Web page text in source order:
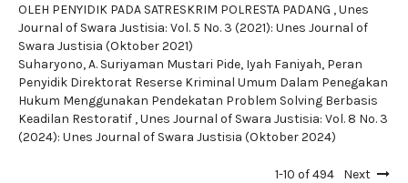
OLEH PENYIDIK PADA SATRESKRIM POLRESTA PADANG ,Unes
Journal of Swara Justisia: Vol. 5 No. 3 (2021): Unes Journal of
Swara Justisia (Oktober 2021)
Suharyono, A. Suriyaman Mustari Pide, Iyah Faniyah, Peran
Penyidik Direktorat Reserse Kriminal Umum Dalam Penegakan
Hukum Menggunakan Pendekatan Problem Solving Berbasis
Keadilan Restoratif ,Unes Journal of Swara Justisia: Vol. 8 No. 3
(2024): Unes Journal of Swara Justisia (Oktober 2024)
1-10 of 494 Next